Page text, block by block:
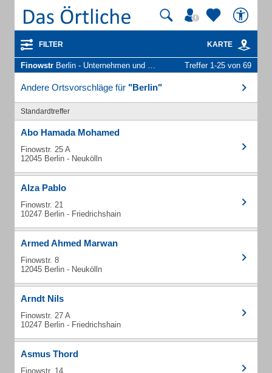
FILTER KARTE
Finowstr Berlin - Unternehmen und Personen Treffer 1-25 von 69
Andere Ortsvorschläge für "Berlin"
Standardtreffer
Abo Hamada Mohamed
Finowstr. 25 A
12045 Berlin - Neukölln
Alza Pablo
Finowstr. 21
10247 Berlin - Friedrichshain
Armed Ahmed Marwan
Finowstr. 8
12045 Berlin - Neukölln
Arndt Nils
Finowstr. 27 A
10247 Berlin - Friedrichshain
Asmus Thord
Finowstr. 14